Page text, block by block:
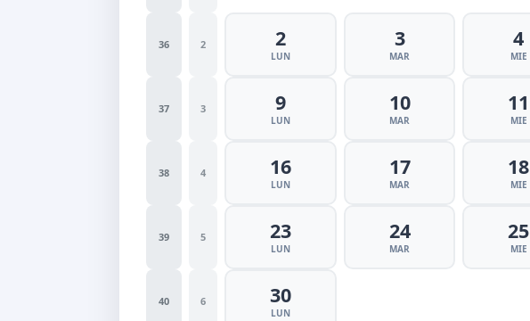
36 2 2
LUN
3
MAR
4
MIE
37 3 9
LUN
10
MAR
11
MIE
38 4 16
LUN
17
MAR
18
MIE
39 5 23
LUN
24
MAR
25
MIE
40 6 30
LUN